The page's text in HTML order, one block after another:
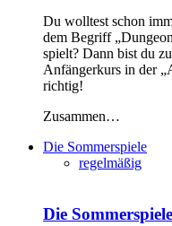
Du wolltest schon
dem Begriff
spielt? Dann bist du
Anfängerkurs in der
richtig!
Zusammen…
Die Sommerspiele
regelmäßig
Die Sommerspiele